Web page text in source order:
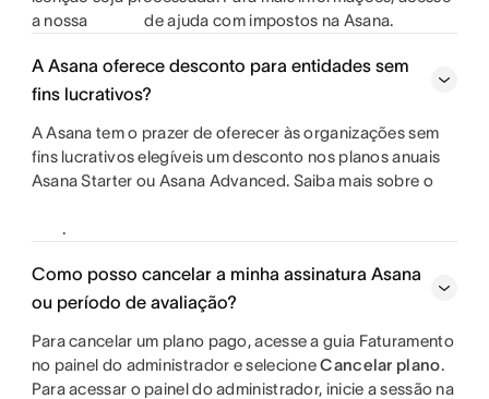
a nossa
de ajuda com impostos na Asana.
A Asana oferece desconto para entidades sem
fins lucrativos?
A Asana tem o prazer de oferecer às organizações sem
fins lucrativos elegíveis um desconto nos planos anuais
Asana Starter ou Asana Advanced. Saiba mais sobre o
.
Como posso cancelar a minha assinatura Asana
ou período de avaliação?
Para cancelar um plano pago, acesse a guia Faturamento
no painel do administrador e selecioneCancelar plano.
Para acessar o painel do administrador, inicie a sessão na